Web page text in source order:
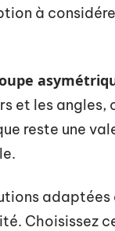
à
et les
reste une
adaptées
Choisissez